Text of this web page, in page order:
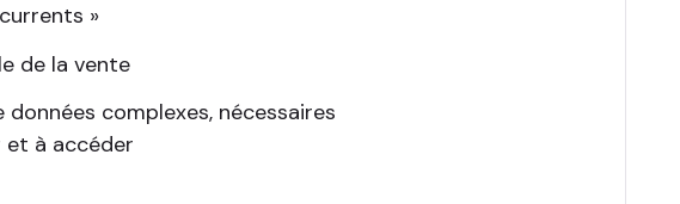
»
de la vente
données complexes, nécessaires
et à accéder